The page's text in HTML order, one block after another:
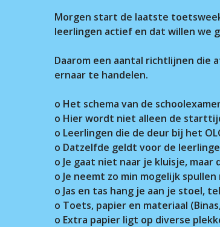
Morgen start de laatste
leerlingen actief en dat willen we
Daarom een aantal richtlijnen die
ernaar te handelen.
o Het schema van de
o Hier wordt niet alleen de
o Leerlingen die de deur bij het
o Datzelfde geldt voor de
o Je gaat niet naar je kluisje,
o Je neemt zo min mogelijk spullen
o Jas en tas hang je aan je stoel,
o Toets, papier en materiaal
o Extra papier ligt op diverse